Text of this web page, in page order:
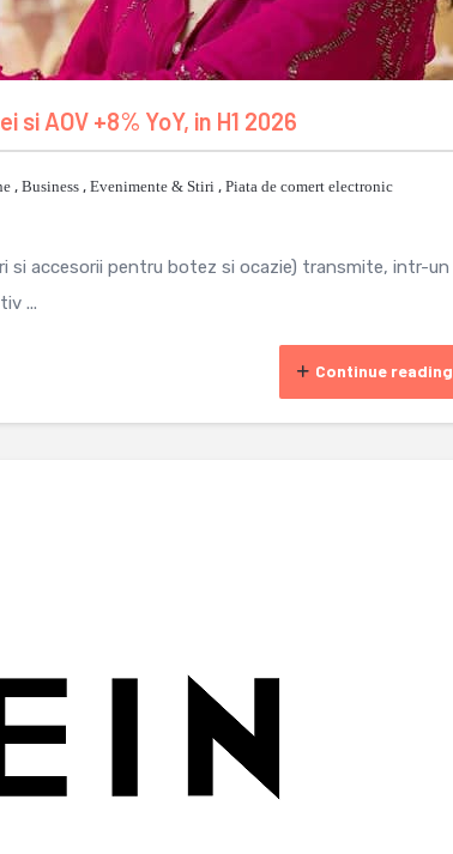
AOV +8% YoY, in H1 2026
, Business , Evenimente & Stiri , Piata de comert electronic
si accesorii pentru botez si ocazie) transmite, intr-un
...
Continue reading